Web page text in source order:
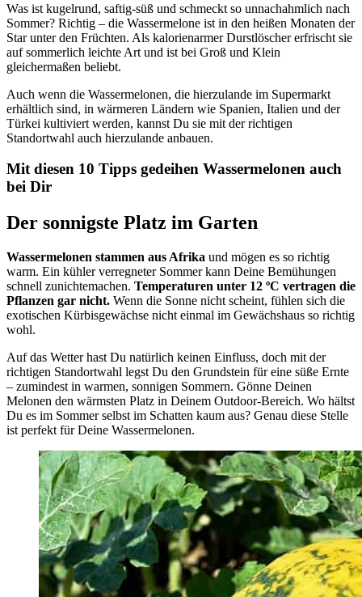
Was ist kugelrund, saftig-süß und schmeckt so unnachahmlich nach
Sommer? Richtig – die Wassermelone ist in den heißen Monaten der
Star unter den Früchten. Als kalorienarmer Durstlöscher erfrischt sie
auf sommerlich leichte Art und ist bei Groß und Klein
gleichermaßen beliebt.
Auch wenn die Wassermelonen, die hierzulande im Supermarkt
erhältlich sind, in wärmeren Ländern wie Spanien, Italien und der
Türkei kultiviert werden, kannst Du sie mit der richtigen
Standortwahl auch hierzulande anbauen.
Mit diesen 10 Tipps gedeihen Wassermelonen auch
bei Dir
Der sonnigste Platz im Garten
Wassermelonen stammen aus Afrika und mögen es so richtig
warm. Ein kühler verregneter Sommer kann Deine Bemühungen
schnell zunichtemachen. Temperaturen unter 12 ºC vertragen die
Pflanzen gar nicht. Wenn die Sonne nicht scheint, fühlen sich die
exotischen Kürbisgewächse nicht einmal im Gewächshaus so richtig
wohl.
Auf das Wetter hast Du natürlich keinen Einfluss, doch mit der
richtigen Standortwahl legst Du den Grundstein für eine süße Ernte
– zumindest in warmen, sonnigen Sommern. Gönne Deinen
Melonen den wärmsten Platz in Deinem Outdoor-Bereich. Wo hältst
Du es im Sommer selbst im Schatten kaum aus? Genau diese Stelle
ist perfekt für Deine Wassermelonen.